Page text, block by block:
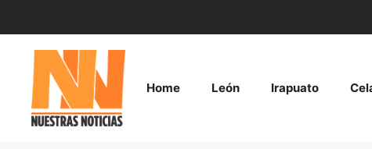
contenido
Home León Irapuato